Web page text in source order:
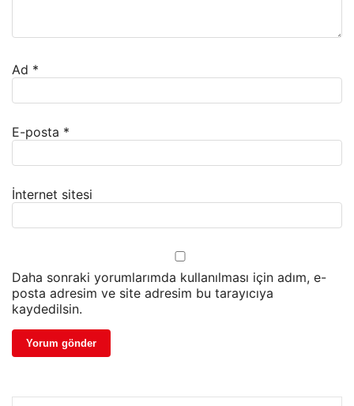
Ad *
E-posta *
İnternet sitesi
Daha sonraki yorumlarımda kullanılması için adım, e-
posta adresim ve site adresim bu tarayıcıya
kaydedilsin.